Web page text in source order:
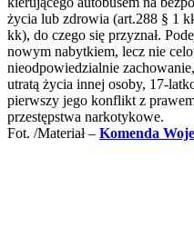
życia lub zdrowia (art.288 § 1
kk), do czego się przyznał.
nowym nabytkiem, lecz nie
nieodpowiedzialnie
utratą życia innej osoby, 17-
pierwszy jego konflikt z
przestępstwa narkotykowe.
Fot. /Materiał – Komenda